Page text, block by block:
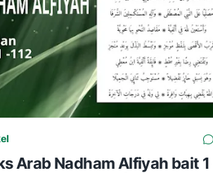
Arab Nadham Alfiyah bait 1